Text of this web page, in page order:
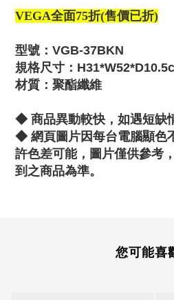
VEGA全面75折(售價已折)
型號：VGB-37BKN
規格尺寸：
材質：聚酯纖維
◆ 商品異動較快，如遇短缺
◆ 網頁圖片因每台電腦顯色
許色差可能，圖片僅供參考
到之商品為準。
您可能喜